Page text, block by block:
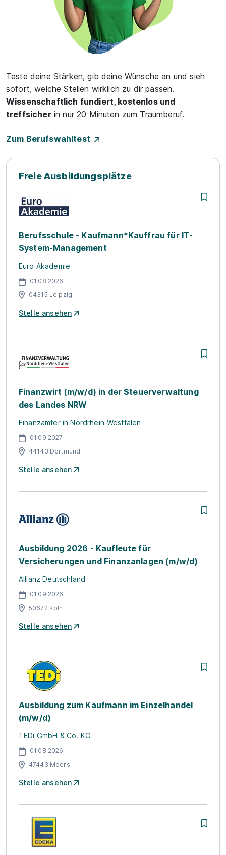
Teste deine Stärken, gib deine Wünsche an und sieh
sofort, welche Stellen wirklich zu dir passen.
Wissenschaftlich fundiert, kostenlos und
treffsicherin nur 20 Minuten zum Traumberuf.
Zum Berufswahltest
Freie Ausbildungsplätze
Berufsschule - Kaufmann*Kauffrau für IT-
System-Management
Euro Akademie
01.08.2026
04315 Leipzig
Stelle ansehen
Finanzwirt (m/w/d) in der Steuerverwaltung
des Landes NRW
Finanzämter in Nordrhein-Westfalen
01.09.2027
44143 Dortmund
Stelle ansehen
Ausbildung 2026 - Kaufleute für
Versicherungen und Finanzanlagen (m/w/d)
Allianz Deutschland
01.09.2026
50672 Köln
Stelle ansehen
Ausbildung zum Kaufmann im Einzelhandel
(m/w/d)
TEDi GmbH & Co. KG
01.08.2026
47443 Moers
Stelle ansehen